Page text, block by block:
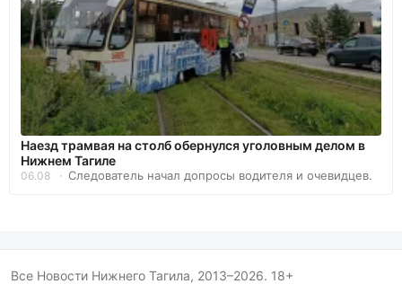
Наезд трамвая на столб обернулся уголовным делом в
Нижнем Тагиле
06.08 Следователь начал допросы водителя и очевидцев.
Все Новости Нижнего Тагила, 2013–2026. 18+